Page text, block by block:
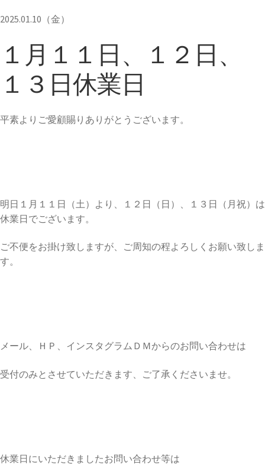
2025.01.10（金）
１月１１日、１２日、
１３日休業日
平素よりご愛顧賜りありがとうございます。
明日１月１１日（土）より、１２日（日）、１３日（月祝）は
休業日でございます。
ご不便をお掛け致しますが、ご周知の程よろしくお願い致しま
す。
メール、ＨＰ、インスタグラムＤＭからのお問い合わせは
受付のみとさせていただきます、ご了承くださいませ。
休業日にいただきましたお問い合わせ等は